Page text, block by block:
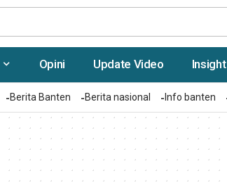
Opini Update Video Insight
Berita Banten Berita nasional Info banten